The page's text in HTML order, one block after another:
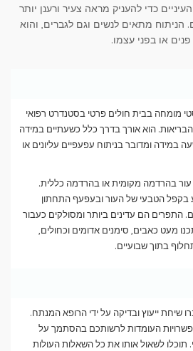
כדי להעניק מראה צעיר ורענן יותר
הניתוח מתאים לנשים וגם לגברים, והוא
או בפני עצמו.
מומחה בבית חולים פרטי בסטנדרט רפואי
הוא אורך בדרך כלל כשעתיים במידה
במידה ומדובר בניתוח עפעפיים עליונים או
בהרדמה מקומית או בהרדמה כללית.
הטבעי של העור ובעפעף התחתון
התפרים הם עדינים ביותר ומסולקים כעבור
מעט כאבים, סימנים אדומים וכחולים,
בתוך שבועיים.
שיחת ייעוץ ובדיקה על ידי הרופא המנתח.
העומדות לרשותכם בהסתמך על
תוכלו לשאול אותו את כל השאלות העולות